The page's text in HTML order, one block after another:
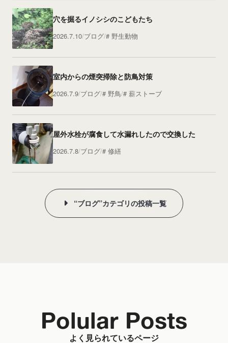
穴を掘るイノシシのこどもたち
2026.7.10 ブログ 野生動物
室内からの煙突掃除と防鳥対策
2026.7.9 ブログ 野鳥 薪ストーブ
屋外水栓が腐食して水漏れしたので交換した
2026.7.8 ブログ 修繕
“ブログ”カテゴリの投稿一覧
よく見られているページ
Polular Posts